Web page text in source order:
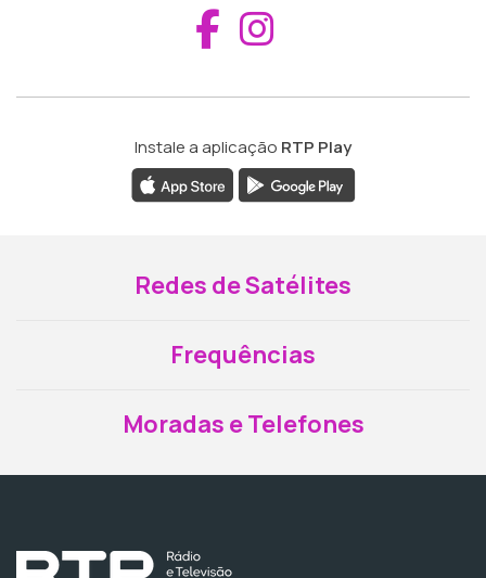
Aceder ao
Instale a aplicação RTP Play
Redes de Satélites
Frequências
Moradas e Telefones